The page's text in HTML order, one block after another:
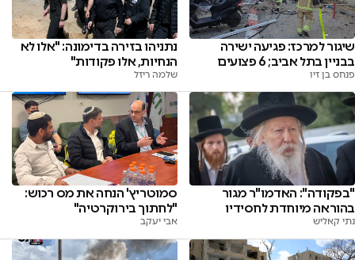
שיגור למרכז: פגיעה ישירה
בבניין בתל אביב; 6 פצועים
פנחס בן זיו
נתניהו בזירה בדימונה: "אלו לא
הנחיות, אלו פקודות"
שלמה ריזל
"בפקודה": האדמו"ר מגור
בהוראה מיוחדת לחסידיו
נתי קאליש
סמוטריץ' הנחה את מס רכוש:
"לחתוך בירוקרטיה"
אבי יעקב